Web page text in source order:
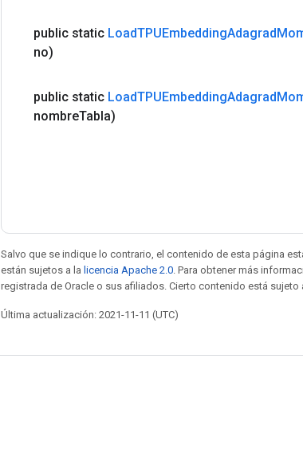
public static LoadTPUEmbeddingAdagrad
no)
public static LoadTPUEmbeddingAdagrad
nombreTabla)
Salvo que se indique lo contrario, el contenido de esta página
están sujetos a la licencia Apache 2.0 . Para obtener más
registrada de Oracle o sus afiliados. Cierto contenido está sujeto
Última actualización: 2021-11-11 (UTC)